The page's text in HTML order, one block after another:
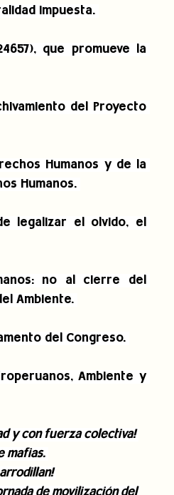
impuesta.
que promueve la
del Proyecto
Humanos y de la
Humanos.
legalizar el olvido, el
no al cierre del
Ambiente.
del Congreso.
Ambiente y
y con fuerza colectiva!
mafias.